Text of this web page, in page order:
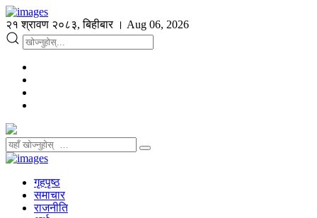
२१ श्रावण २०८३, बिहीबार । Aug 06, 2026
गृहपृष्ठ
समाचार
राजनीति